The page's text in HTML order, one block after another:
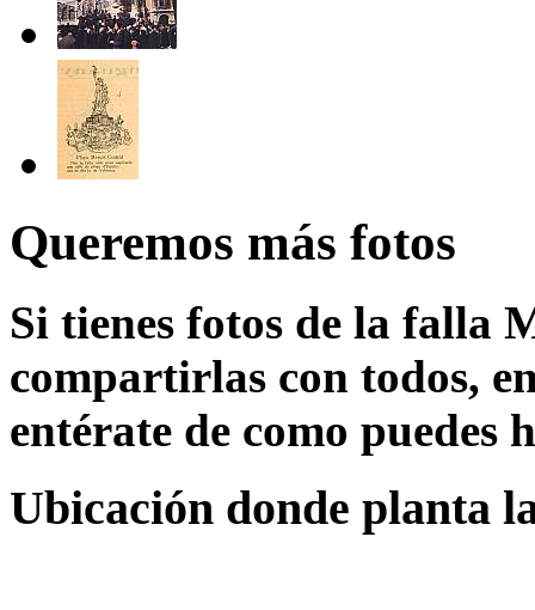
Queremos más fotos
Si tienes fotos de la falla
compartirlas con todos,
entérate de como puedes
Ubicación donde planta